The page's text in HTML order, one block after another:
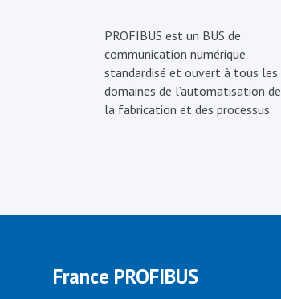
PROFIBUS est un BUS de
communication numérique
standardisé et ouvert à tous les
domaines de l’automatisation de
la fabrication et des processus.
France PROFIBUS